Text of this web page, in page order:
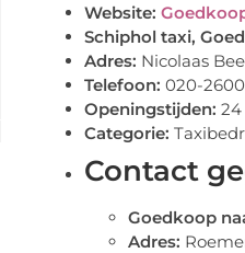
Website:
Schiphol taxi,
Adres: Nicolaas
Telefoon: 020-
Openingstijden:
Categorie:
Contact
Goedkoop
Adres: